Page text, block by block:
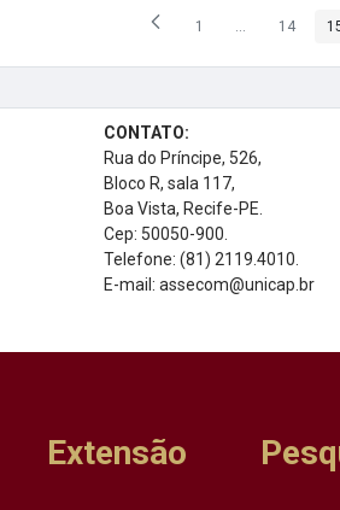
Página
1 ...PáginasPágina
14
CONTATO:
Rua do Príncipe, 526,
Bloco R, sala 117,
Boa Vista, Recife-PE.
Cep: 50050-900.
Telefone: (81) 2119.4010.
E-mail: assecom@unicap.br
Extensão